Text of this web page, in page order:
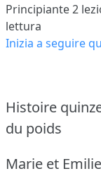
Principiante 2
lettura
Inizia a seguire
Histoire
du poids
Marie et